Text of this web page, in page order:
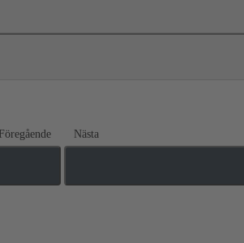
Föregående Nästa